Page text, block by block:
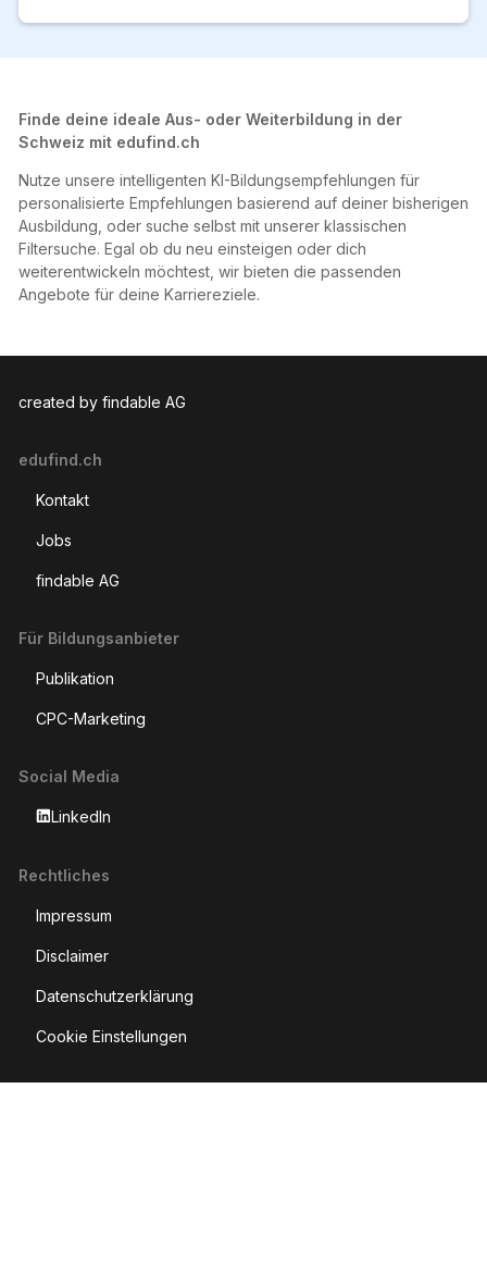
Finde deine ideale Aus- oder Weiterbildung in der
Schweiz mit edufind.ch
Nutze unsere intelligenten KI-Bildungsempfehlungen für
personalisierte Empfehlungen basierend auf deiner bisherigen
Ausbildung, oder suche selbst mit unserer klassischen
Filtersuche. Egal ob du neu einsteigen oder dich
weiterentwickeln möchtest, wir bieten die passenden
Angebote für deine Karriereziele.
created by findable AG
edufind.ch
Kontakt
Jobs
findable AG
Für Bildungsanbieter
Publikation
CPC-Marketing
Social Media
LinkedIn
Rechtliches
Impressum
Disclaimer
Datenschutzerklärung
Cookie Einstellungen